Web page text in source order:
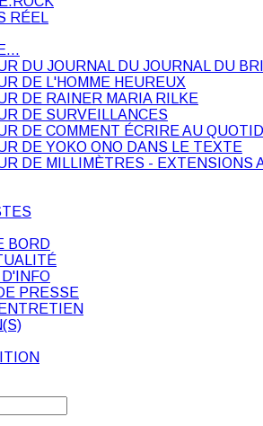
RÉEL
DU JOURNAL DU JOURNAL DU
DE L'HOMME HEUREUX
DE RAINER MARIA RILKE
DE SURVEILLANCES
DE COMMENT ÉCRIRE AU
DE YOKO ONO DANS LE TEXTE
DE MILLIMÈTRES - EXTENSIONS
BORD
PRESSE